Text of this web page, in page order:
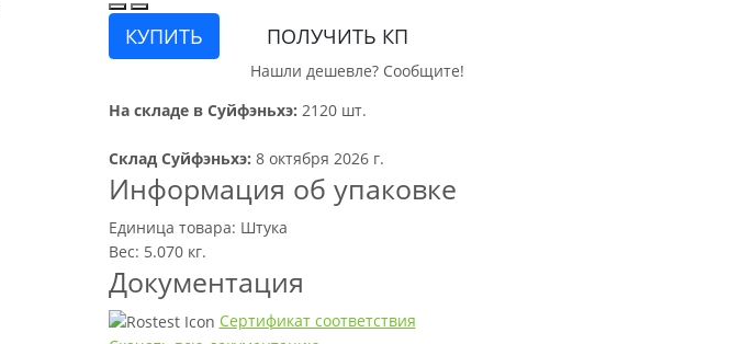
КУПИТЬ ПОЛУЧИТЬ КП
Нашли дешевле? Сообщите!
На складе в Суйфэньхэ: 2120 шт.
Склад Суйфэньхэ: 8 октября 2026 г.
Информация об упаковке
Единица товара: Штука
Вес: 5.070 кг.
Документация
Сертификат соответствия